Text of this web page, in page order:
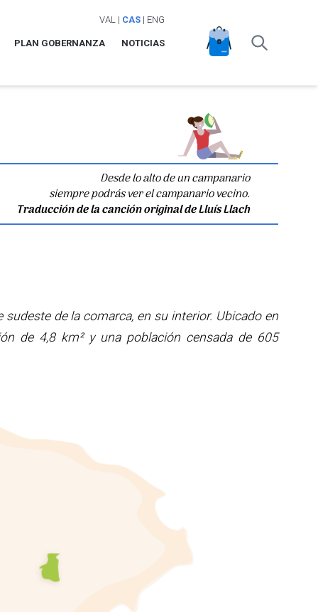
VAL | CAS| ENG
PLAN GOBERNANZA NOTICIAS
Desde lo alto de un campanario
siempre podrás ver el campanario vecino.
Traducción de la canción original de Lluís Llach
de la comarca, en su interior. Ubicado en
de 4,8 km² y una población censada de 605